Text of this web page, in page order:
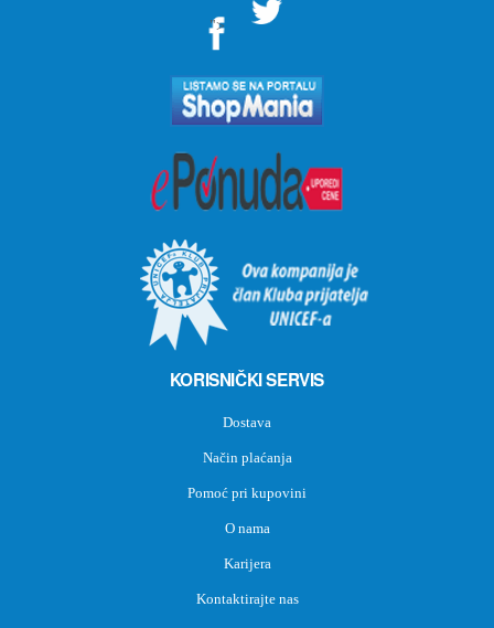
">
KORISNIČKI SERVIS
Dostava
Način plaćanja
Pomoć pri kupovini
O nama
Karijera
Kontaktirajte nas